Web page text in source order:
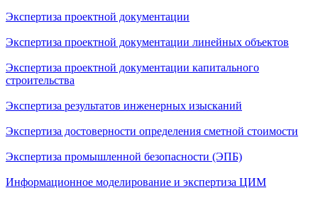
Экспертиза проектной документации
Экспертиза проектной документации линейных объектов
Экспертиза проектной документации капитального
строительства
Экспертиза результатов инженерных изысканий
Экспертиза достоверности определения сметной стоимости
Экспертиза промышленной безопасности (ЭПБ)
Информационное моделирование и экспертиза ЦИМ